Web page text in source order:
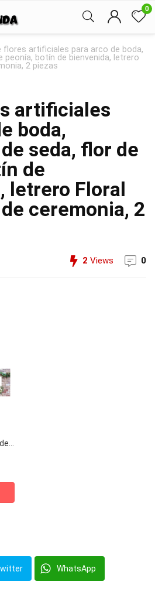
0
flores artificiales para arco de boda,
peonía, botín de bienvenida, letrero
2 piezas
artificiales
boda,
seda, flor de
de
letrero Floral
ceremonia, 2
2 Views 0
WhatsApp